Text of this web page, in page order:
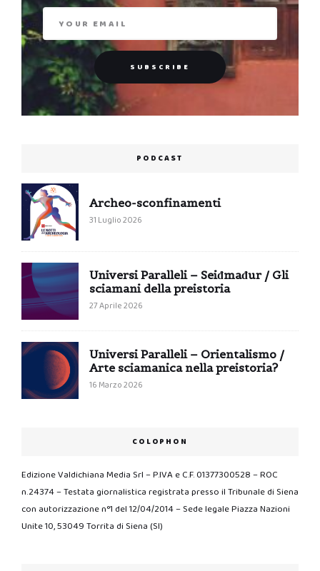
PODCAST
Archeo-sconfinamenti
31 Luglio 2026
Universi Paralleli – Seiđmađur / Gli
sciamani della preistoria
27 Aprile 2026
Universi Paralleli – Orientalismo /
Arte sciamanica nella preistoria?
16 Marzo 2026
COLOPHON
Edizione Valdichiana Media Srl – P.IVA e C.F. 01377300528 – ROC
n.24374 – Testata giornalistica registrata presso il Tribunale di Siena
con autorizzazione n°1 del 12/04/2014 – Sede legale Piazza Nazioni
Unite 10, 53049 Torrita di Siena (SI)